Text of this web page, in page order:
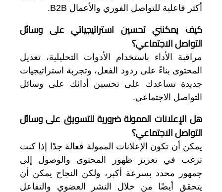
أكثر فاعلية للتواصل الفوري والأعمال B2B.
كيف يمكنني تحسين استراتيجياتي على وسائل
التواصل الاجتماعي؟
مراقبة الأداء باستخدام الأدوات التحليلية، تعديل
المحتوى بناءً على ردود الفعل، وتجربة استراتيجيات
جديدة تساعدك على تحسين أدائك على وسائل
التواصل الاجتماعي.
هل الإعلانات الممولة ضرورية للتسويق على وسائل
التواصل الاجتماعي؟
يمكن أن تكون الإعلانات الممولة فعالة جدًا إذا كنت
ترغب في تعزيز ظهور المحتوى والوصول إلى
جمهور محدد بسرعة أكبر، ولكن النجاح يمكن أن
يتحقق أيضًا من خلال النشر العضوي والتفاعل